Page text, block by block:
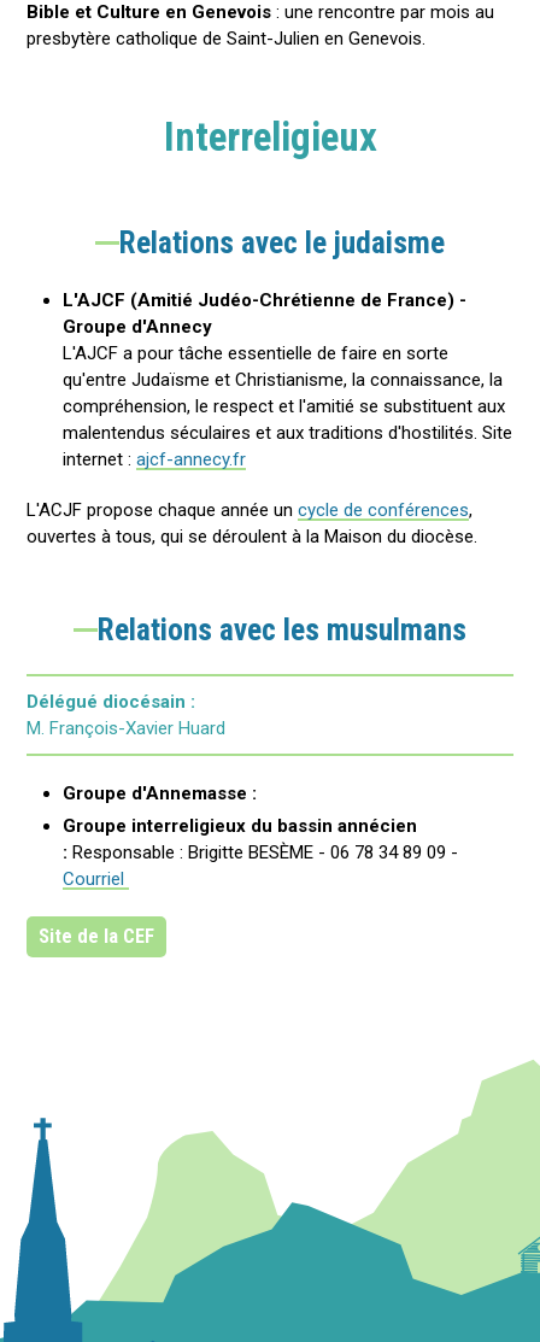
Bible et Culture en Genevois: une rencontre par mois au
presbytère catholique de Saint-Julien en Genevois.
Interreligieux
Relations avec le judaisme
L'AJCF (Amitié Judéo-Chrétienne de France) -
Groupe d'Annecy
L'AJCF a pour tâche essentielle de faire en sorte
qu'entre Judaïsme et Christianisme, la connaissance, la
compréhension, le respect et l'amitié se substituent aux
malentendus séculaires et aux traditions d'hostilités. Site
internet :ajcf-annecy.fr
L'ACJF propose chaque année uncycle de conférences,
ouvertes à tous, qui se déroulent à la Maison du diocèse.
Relations avec les musulmans
Délégué diocésain :
M. François-Xavier Huard
Groupe d'Annemasse :
Groupe interreligieux du bassin annécien
:Responsable : Brigitte BESÈME - 06 78 34 89 09 -
Courriel
Site de la CEF